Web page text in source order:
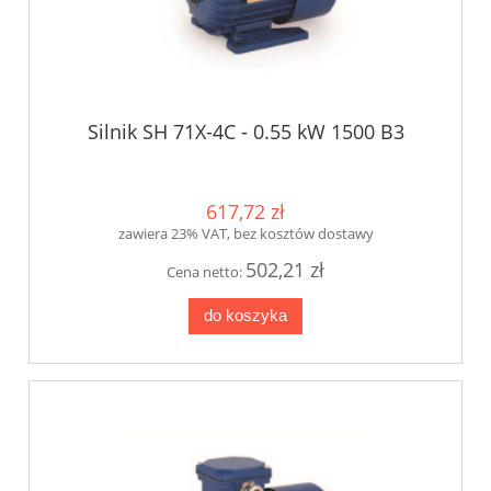
Silnik SH 71X-4C - 0.55 kW 1500 B3
617,72 zł
zawiera 23% VAT, bez kosztów dostawy
Cena netto: 502,21 zł
do koszyka